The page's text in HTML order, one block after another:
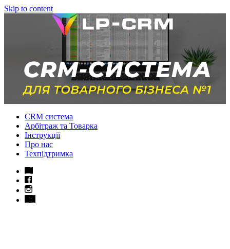
Skip to content
CRM система
Арбітраж та Товарка
Інструкції
Про нас
Техпідтримка